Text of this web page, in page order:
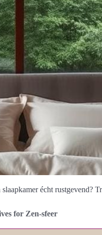
écht rustgevend?
for Zen-sfeer